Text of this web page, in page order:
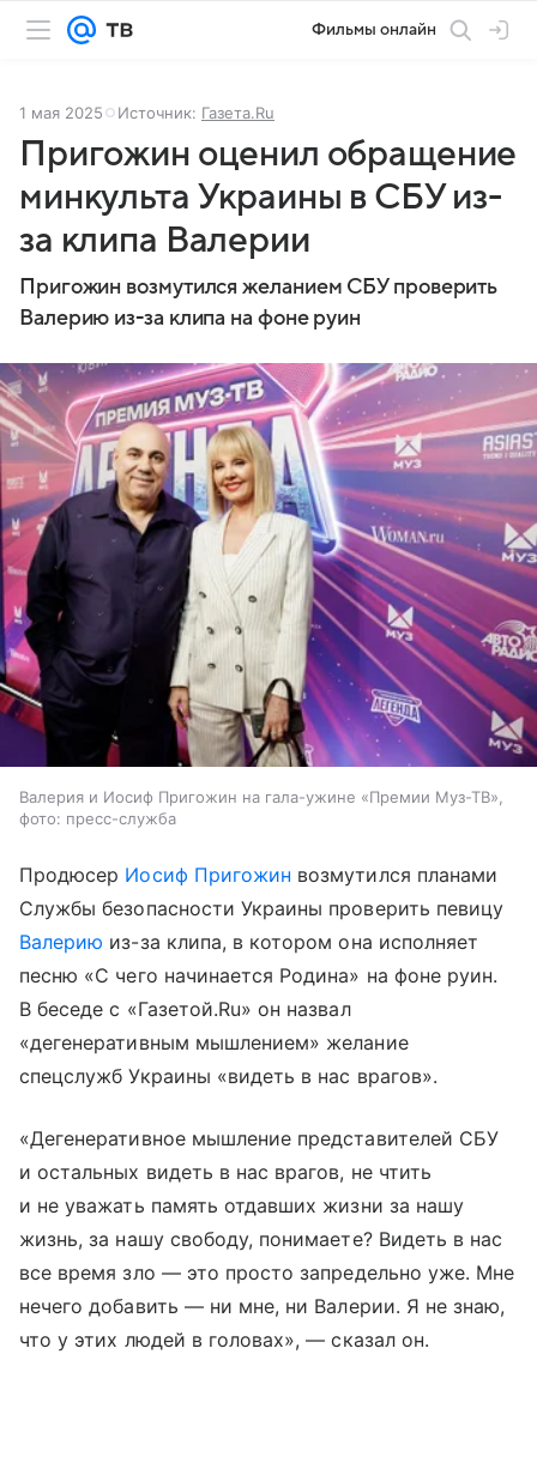
Фильмы онлайн
1 мая 2025 Источник: Газета.Ru
Пригожин оценил обращение
минкульта Украины в СБУ из-
за клипа Валерии
Пригожин возмутился желанием СБУ проверить
Валерию из-за клипа на фоне руин
Валерия и Иосиф Пригожин на гала-ужине «Премии Муз-ТВ»,
фото: пресс-служба
Продюсер Иосиф Пригожин возмутился планами
Службы безопасности Украины проверить певицу
Валерию из-за клипа, в котором она исполняет
песню «С чего начинается Родина» на фоне руин.
В беседе с «Газетой.Ru» он назвал
«дегенеративным мышлением» желание
спецслужб Украины «видеть в нас врагов».
«Дегенеративное мышление представителей СБУ
и остальных видеть в нас врагов, не чтить
и не уважать память отдавших жизни за нашу
жизнь, за нашу свободу, понимаете? Видеть в нас
все время зло — это просто запредельно уже. Мне
нечего добавить — ни мне, ни Валерии. Я не знаю,
что у этих людей в головах», — сказал он.